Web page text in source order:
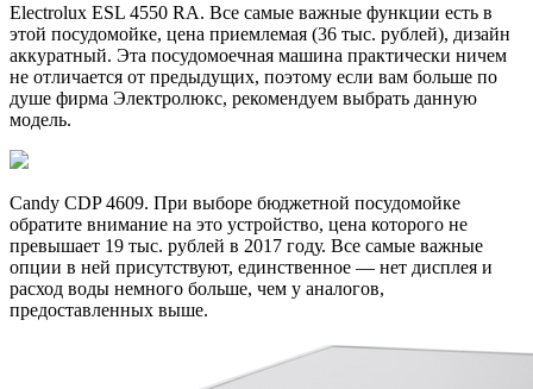
Electrolux ESL 4550 RA. Все самые важные функции есть в
этой посудомойке, цена приемлемая (36 тыс. рублей), дизайн
аккуратный. Эта посудомоечная машина практически ничем
не отличается от предыдущих, поэтому если вам больше по
душе фирма Электролюкс, рекомендуем выбрать данную
модель.
Candy CDP 4609. При выборе бюджетной посудомойке
обратите внимание на это устройство, цена которого не
превышает 19 тыс. рублей в 2017 году. Все самые важные
опции в ней присутствуют, единственное — нет дисплея и
расход воды немного больше, чем у аналогов,
предоставленных выше.